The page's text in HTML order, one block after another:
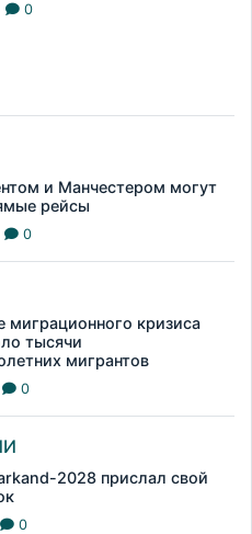
0
и Манчестером могут
рейсы
0
миграционного кризиса
тысячи
мигрантов
0
2028 прислал свой
0